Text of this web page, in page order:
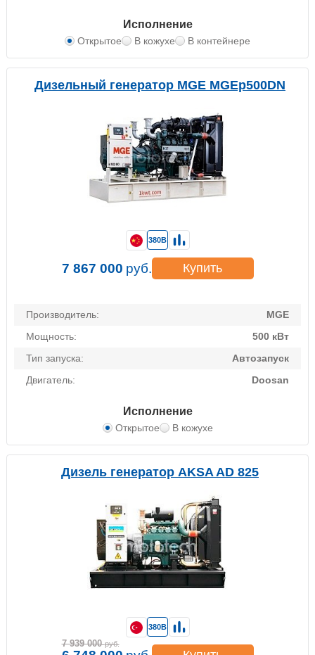
Исполнение
Открытое В кожухе В контейнере
Дизельный генератор MGE MGEp500DN
Производитель:
MGE
Мощность:
500 кВт
Тип запуска:
Автозапуск
Двигатель:
Doosan
Исполнение
Открытое В кожухе
380В
7 867 000 руб. Купить
Дизель генератор AKSA AD 825
380В
7 939 000 руб.